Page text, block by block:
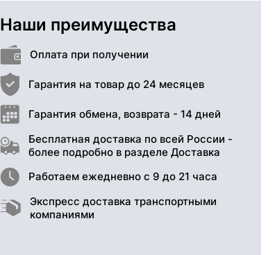
Наши преимущества
Оплата при получении
Гарантия на товар до 24 месяцев
Гарантия обмена, возврата - 14 дней
Бесплатная доставка по всей России -
более подробно в разделе Доставка
Работаем ежедневно с 9 до 21 часа
Экспресс доставка транспортными
компаниями